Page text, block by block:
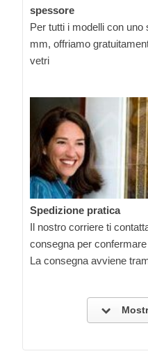
spessore
Per tutti i modelli con
mm, offriamo
vetri
Spedizione pratica
Il nostro corriere ti
consegna per
La consegna avviene